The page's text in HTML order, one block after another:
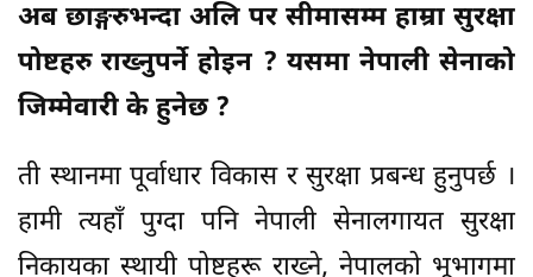
अब छाङ्गरुभन्दा अलि पर सीमासम्म हाम्रा सुरक्षा
पोष्टहरु राख्नुपर्ने होइन ? यसमा नेपाली सेनाको
जिम्मेवारी के हुनेछ ?
ती स्थानमा पूर्वाधार विकास र सुरक्षा प्रबन्ध हुनुपर्छ ।
हामी त्यहाँ पुग्दा पनि नेपाली सेनालगायत सुरक्षा
निकायका स्थायी पोष्टहरू राख्ने, नेपालको भूभागमा